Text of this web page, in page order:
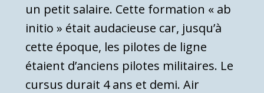
un petit salaire. Cette formation « ab
initio » était audacieuse car, jusqu’à
cette époque, les pilotes de ligne
étaient d’anciens pilotes militaires. Le
cursus durait 4 ans et demi. Air